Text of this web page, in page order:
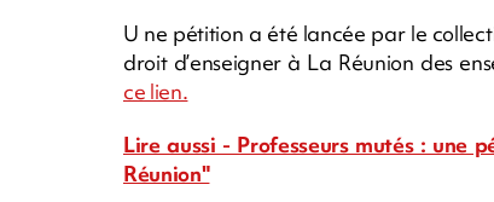
U ne pétition a été lancée par le
droit d’enseigner à La Réunion des
ce lien.
Lire aussi - Professeurs mutés : une
Réunion"